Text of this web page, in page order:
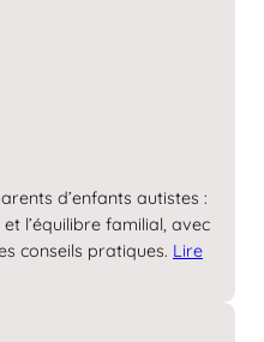
d’enfants autistes :
l’équilibre familial, avec
conseils pratiques. Lire